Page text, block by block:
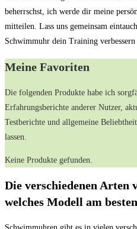
beherrschst, ich‌ werde dir meine
mitteilen. Lass uns gemeinsam
Schwimmuhr dein Training ‌verbessern
Meine ⁤Favoriten
Die folgenden Produkte habe ich
Erfahrungsberichte anderer Nutzer,‍
Testberichte und‌ allgemeine
lassen.
Keine Produkte gefunden.
Die verschiedenen Arten
welches Modell ‌am